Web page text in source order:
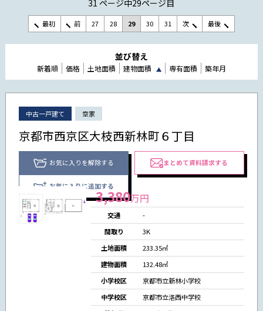
31 ページ中29ページ目
最初 前 27 28 29 30 31 次 最後
並び替え
新着順 価格 土地面積 建物面積 専有面積 築年月
中古一戸建て 空家
京都市西京区大枝西新林町６丁目
お気に入りを解除する
お気に入りに追加する
まとめて資料請求する
3,380万円
交通
-
間取り
3K
土地面積
233.35㎡
建物面積
132.48㎡
小学校区
京都市立新林小学校
中学校区
京都市立洛西中学校